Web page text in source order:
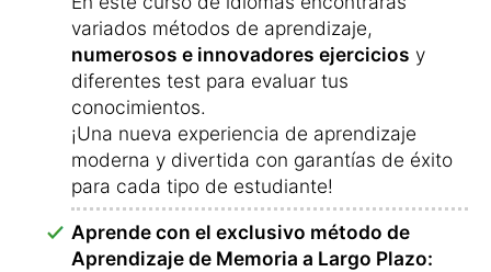
variados métodos de aprendizaje,
numerosos e innovadores ejercicios y
diferentes test para evaluar tus
conocimientos.
¡Una nueva experiencia de aprendizaje
moderna y divertida con garantías de éxito
para cada tipo de estudiante!
Aprende con el exclusivo método de
Aprendizaje de Memoria a Largo Plazo: